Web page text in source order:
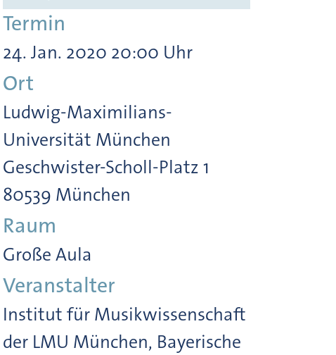
Termin
24. Jan. 2020 20:00 Uhr
Ort
Ludwig-Maximilians-
Universität München
Geschwister-Scholl-Platz 1
80539 München
Raum
Große Aula
Veranstalter
Institut für Musikwissenschaft
der LMU München, Bayerische